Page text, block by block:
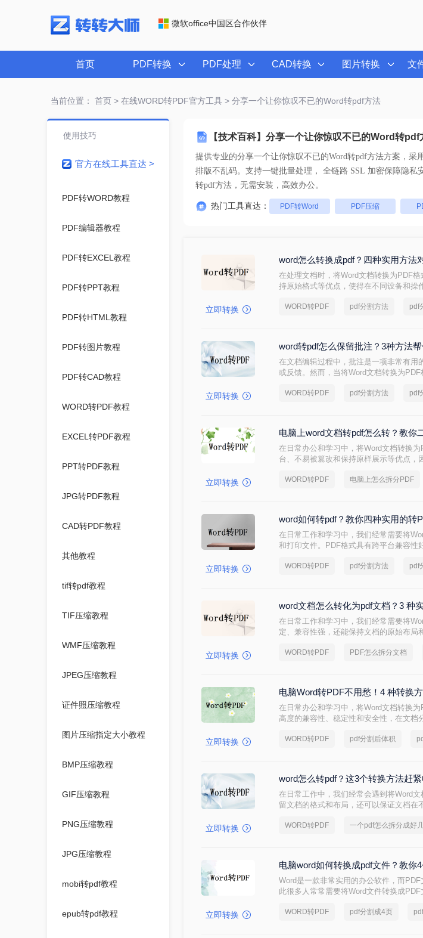
微软office中国区合作伙伴
首页 PDF转换 PDF处理 CAD转换 图片转换 文
当前位置： 首页> 在线WORD转PDF官方工具> 分享一个让你惊叹不已的Word转pdf方法
【技术百科】分享一个让你惊叹不已的Word转pdf
提供专业的分享一个让你惊叹不已的Word转pdf方法方案，采
排版不乱码。支持一键批量处理， 全链路 SSL
转pdf方法，无需安装，高效办公。
热门工具直达： PDF转Word PDF压缩
使用技巧
官方在线工具直达 >
PDF转WORD教程
PDF编辑器教程
PDF转EXCEL教程
PDF转PPT教程
PDF转HTML教程
PDF转图片教程
PDF转CAD教程
WORD转PDF教程
EXCEL转PDF教程
PPT转PDF教程
JPG转PDF教程
CAD转PDF教程
其他教程
tif转pdf教程
TIF压缩教程
WMF压缩教程
JPEG压缩教程
证件照压缩教程
图片压缩指定大小教程
BMP压缩教程
GIF压缩教程
PNG压缩教程
JPG压缩教程
mobi转pdf教程
epub转pdf教程
立即转换
word怎么转换成pdf？四种实用方法
在处理文档时，将Word文档转换为PDF
持原始格式等优点，使得在不同设备和操
求。
WORD转PDF pdf分割方法 pdf
立即转换
word转pdf怎么保留批注？3种方法帮
在文档编辑过程中，批注是一项非常有用
或反馈。然而，当将Word文档转换为
呢？本文将为您提供解决方案。
WORD转PDF pdf分割方法 pdf
立即转换
电脑上word文档转pdf怎么转？教你
在日常办公和学习中，将Word文档转换
台、不易被篡改和保持原样展示等优点，
WORD转PDF 电脑上怎么拆分PDF
立即转换
word如何转pdf？教你四种实用的转
在日常工作和学习中，我们经常需要将
和打印文件。PDF格式具有跨平台兼容性
格式的转换。
WORD转PDF pdf分割方法 pdf
立即转换
word文档怎么转化为pdf文档？3 种
在日常工作和学习中，我们经常需要将
定、兼容性强，还能保持文档的原始布局
骤。
WORD转PDF PDF怎么拆分文档
立即转换
电脑Word转PDF不用愁！4 种转换
在日常办公和学习中，将Word文档转换
高度的兼容性、稳定性和安全性，在文档
WORD转PDF pdf分割后体积
立即转换
word怎么转pdf？这3个转换方法赶
在日常工作中，我们经常会遇到将Word
留文档的格式和布局，还可以保证文档在
WORD转PDF 一个pdf怎么拆分成好
立即转换
电脑word如何转换成pdf文件？教你
Word是一款非常实用的办公软件，而
此很多人常常需要将Word文件转换成
式。
WORD转PDF pdf分割成4页